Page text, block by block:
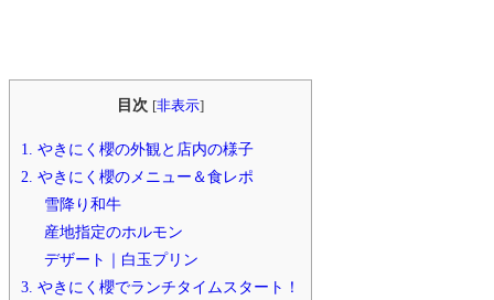
目次 [非表示]
1. やきにく櫻の外観と店内の様子
2. やきにく櫻のメニュー＆食レポ
雪降り和牛
産地指定のホルモン
デザート｜白玉プリン
3. やきにく櫻でランチタイムスタート！